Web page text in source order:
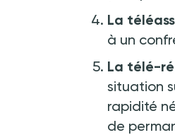
La
à un
La télé-
situation
rapidité
de